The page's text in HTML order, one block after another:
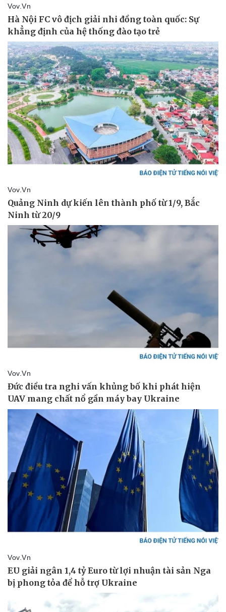
Vụ án
Tin nóng
Tư vấn luật
Việt Nam
Phân tích
Thể thao
Bóng đá
Lịch thi đấu bóng đá
Thế giới thể thao
eSports
Hậu trường
Ô tô - Xe máy
Ô tô
Xe máy
Tư vấn